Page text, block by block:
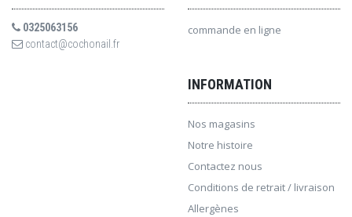
0325063156
contact@cochonail.fr
commande en ligne
INFORMATION
Nos magasins
Notre histoire
Contactez nous
Conditions de retrait / livraison
Allergènes